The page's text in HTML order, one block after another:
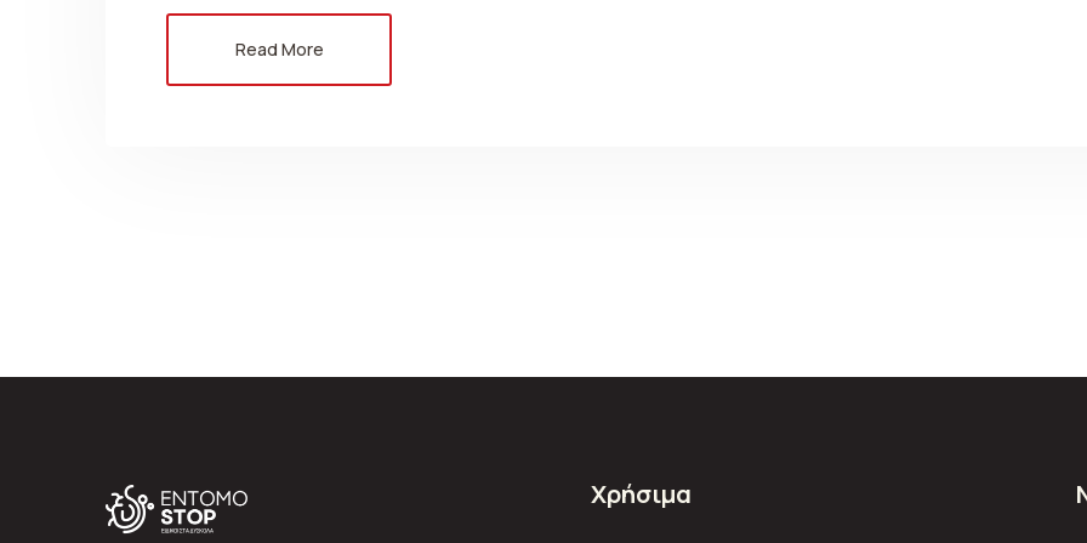
Read More
Χρήσιμα